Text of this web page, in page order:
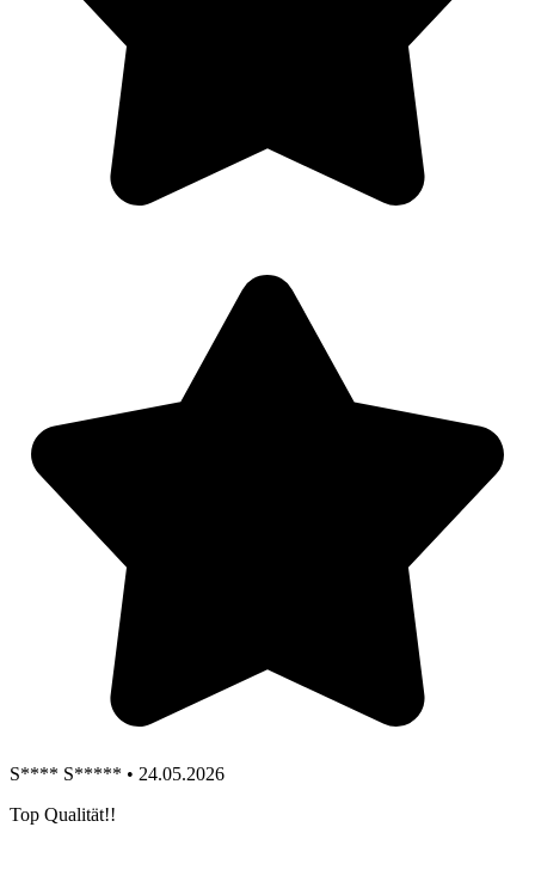
S**** S***** • 24.05.2026
Top Qualität!!